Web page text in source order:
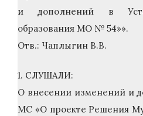
и дополнений в
образования МО № 54»».
Отв.: Чаплыгин В.В.
1. СЛУШАЛИ:
О внесении изменений и
МС «О проекте Решения